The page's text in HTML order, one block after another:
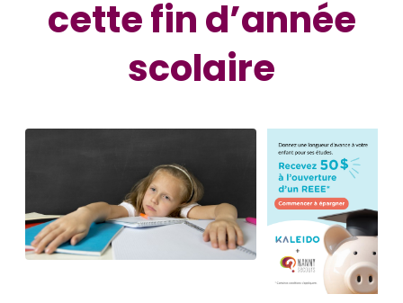
cette fin d’année
scolaire